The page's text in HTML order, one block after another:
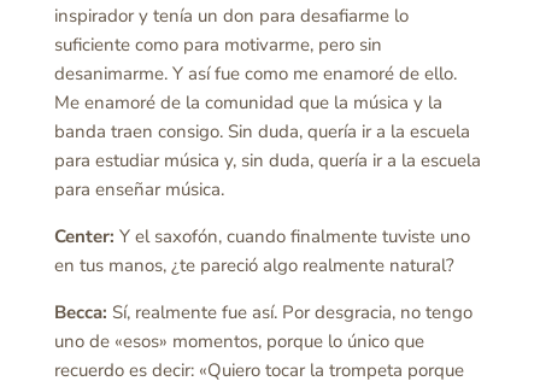
inspirador y tenía un don para desafiarme lo
suficiente como para motivarme, pero sin
desanimarme. Y así fue como me enamoré de ello.
Me enamoré de la comunidad que la música y la
banda traen consigo. Sin duda, quería ir a la escuela
para estudiar música y, sin duda, quería ir a la escuela
para enseñar música.
Center: Y el saxofón, cuando finalmente tuviste uno
en tus manos, ¿te pareció algo realmente natural?
Becca: Sí, realmente fue así. Por desgracia, no tengo
uno de «esos» momentos, porque lo único que
recuerdo es decir: «Quiero tocar la trompeta porque